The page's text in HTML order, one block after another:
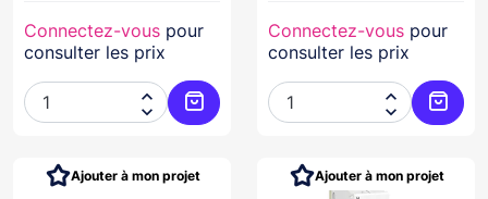
Connectez-vous pour
consulter les prix


Ajouter au panier
Connectez-vous pour
consulter les prix


Ajouter à mon projet Ajouter à mon projet